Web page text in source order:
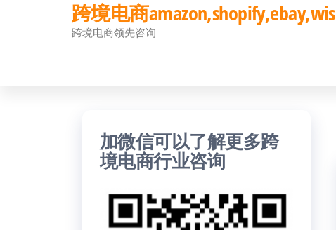
跨境电商
跨境电商领先咨询
加微信可以了解更多跨
境电商行业咨询